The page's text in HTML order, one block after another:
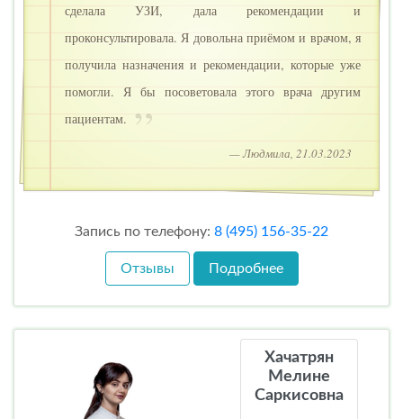
сделала УЗИ, дала рекомендации и
проконсультировала. Я довольна приёмом и врачом, я
получила назначения и рекомендации, которые уже
помогли. Я бы посоветовала этого врача другим
пациентам.
— Людмила, 21.03.2023
Запись по телефону: 8 (495) 156-35-22
Отзывы Подробнее
Хачатрян
Мелине
Саркисовна